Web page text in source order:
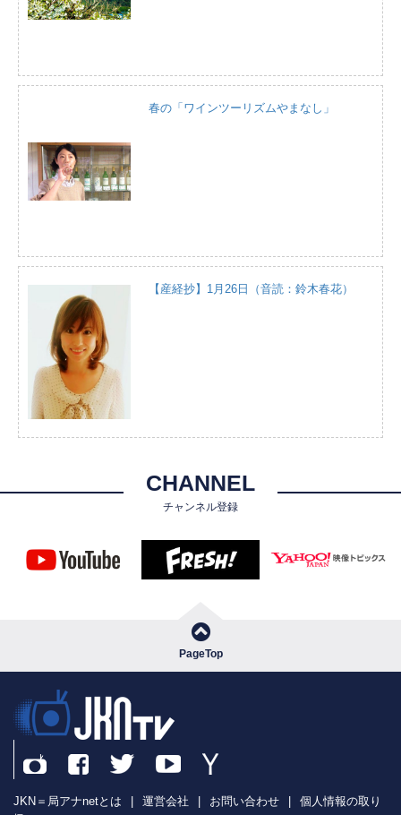
春の「ワインツーリズムやまなし」
【産経抄】1月26日（音読：鈴木春花）
CHANNEL
チャンネル登録
PageTop
JKN＝局アナnetとは 運営会社 お問い合わせ
個人情報の取り